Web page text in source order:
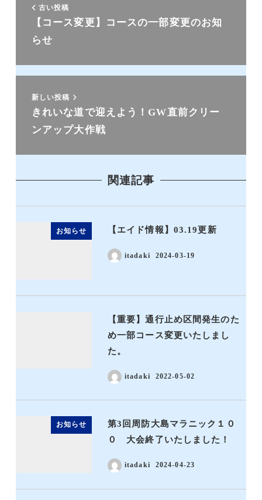
古い投稿
【コース変更】コースの一部変更のお知
らせ
新しい投稿
きれいな道で迎えよう！GW直前クリー
ンアップ大作戦
関連記事
お知らせ 【エイド情報】03.19更新
itadaki 2024-03-19
【重要】通行止め区間発生のた
め一部コース変更いたしまし
た。
itadaki 2022-05-02
お知らせ
第3回周防大島マラニック１０
０ 大会終了いたしました！
itadaki 2024-04-23